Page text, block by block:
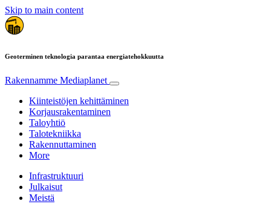
Skip to main content
Geoterminen teknologia parantaa energiatehokkuutta
Rakennamme Mediaplanet
Kiinteistöjen kehittäminen
Korjausrakentaminen
Taloyhtiö
Talotekniikka
Rakennuttaminen
More
Infrastruktuuri
Julkaisut
Meistä